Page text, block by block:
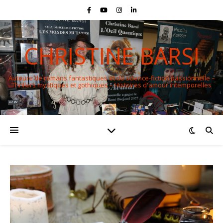
CHRISTINE BARSI
Auteure de romans fantastiques et de science-fiction passionnelle –
Thrillers mystiques et gothiques – Histoires d'amour intemporelles